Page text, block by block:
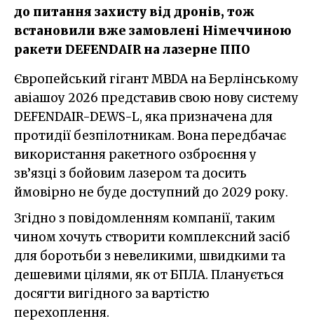
до питання захисту від дронів, тож
встановили вже замовлені Німеччиною
ракети DEFENDAIR на лазерне ППО
Європейський гігант MBDA на Берлінському
авіашоу 2026 представив свою нову систему
DEFENDAIR-DEWS-L, яка призначена для
протидії безпілотникам. Вона передбачає
використання ракетного озброєння у
зв’язці з бойовим лазером та досить
ймовірно не буде доступний до 2029 року.
Згідно з повідомленням компанії, таким
чином хочуть створити комплексний засіб
для боротьби з невеликими, швидкими та
дешевими цілями, як от БПЛА. Планується
досягти вигідного за вартістю
перехоплення.